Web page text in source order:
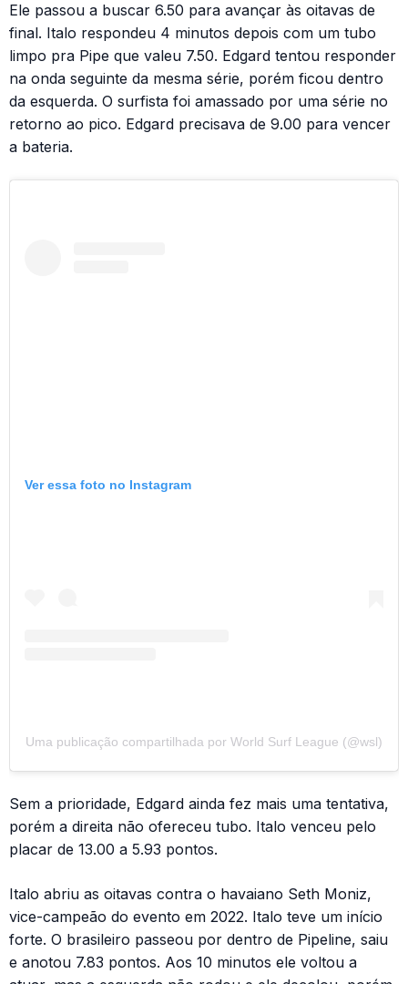
Ele passou a buscar 6.50 para avançar às oitavas de
final. Italo respondeu 4 minutos depois com um tubo
limpo pra Pipe que valeu 7.50. Edgard tentou responder
na onda seguinte da mesma série, porém ficou dentro
da esquerda. O surfista foi amassado por uma série no
retorno ao pico. Edgard precisava de 9.00 para vencer
a bateria.
Ver essa foto no Instagram
Uma publicação compartilhada por World Surf League (@wsl)
Sem a prioridade, Edgard ainda fez mais uma tentativa,
porém a direita não ofereceu tubo. Italo venceu pelo
placar de 13.00 a 5.93 pontos.
Italo abriu as oitavas contra o havaiano Seth Moniz,
vice-campeão do evento em 2022. Italo teve um início
forte. O brasileiro passeou por dentro de Pipeline, saiu
e anotou 7.83 pontos. Aos 10 minutos ele voltou a